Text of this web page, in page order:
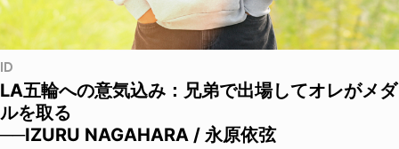
ID
LA五輪への意気込み：兄弟で出場してオレがメダ
ルを取る
──IZURU NAGAHARA / 永原依弦